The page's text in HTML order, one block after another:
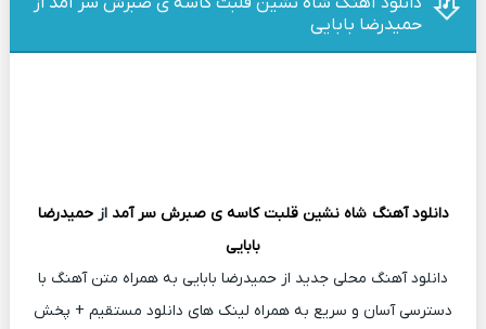
حمیدرضا بابایی
دانلود آهنگ شاه نشین قلبت کاسه ی صبرش سر آمد ازحمیدرضا
بابایی
دانلود آهنگ محلی جدید از حمیدرضا بابایی به همراه متن آهنگ با
دسترسی آسان و سریع به همراه لینک های دانلود مستقیم + پخش